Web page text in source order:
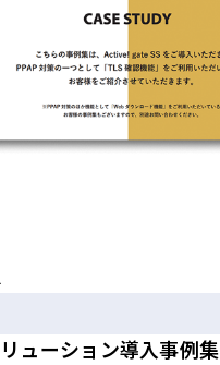
ューション導入事例集